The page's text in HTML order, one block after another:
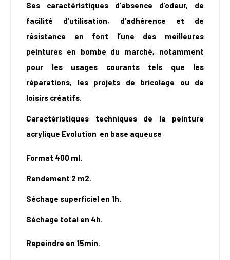
Ses caractéristiques d’absence d’odeur, de
facilité d’utilisation, d’adhérence et de
résistance en font l’une des meilleures
peintures en bombe du marché, notamment
pour les usages courants tels que les
réparations, les projets de bricolage ou de
loisirs créatifs.
Caractéristiques techniques de la peinture
acrylique Evolution en base aqueuse
Format 400 ml.
Rendement 2 m2.
Séchage superficiel en 1h.
Séchage total en 4h.
Repeindre en 15min.